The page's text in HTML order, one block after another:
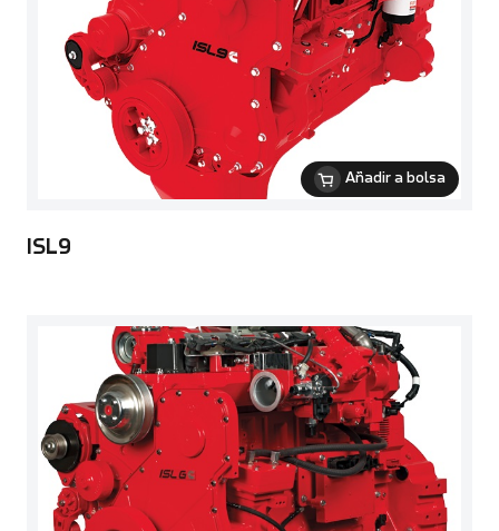
Añadir a bolsa
ISL9